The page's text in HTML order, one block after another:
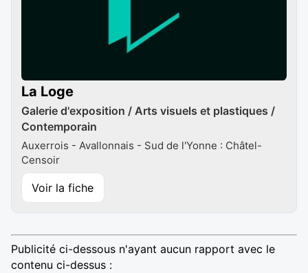
La Loge
Galerie d'exposition / Arts visuels et plastiques /
Contemporain
Auxerrois - Avallonnais - Sud de l'Yonne : Châtel-
Censoir
Voir la fiche
Publicité ci-dessous n'ayant aucun rapport avec le
contenu ci-dessus :